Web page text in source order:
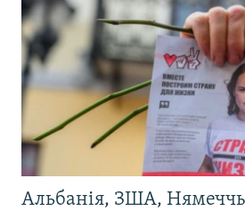
Альбанія, ЗША,